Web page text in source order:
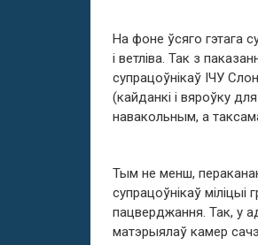
На фоне ўсяго гэтага
і ветліва. Так з
супрацоўнікаў ІЧУ
(кайданкі і вяроўку
навакольным, а
Тым не менш,
супрацоўнікаў
пацверджання. Так, у
матэрыялаў камер